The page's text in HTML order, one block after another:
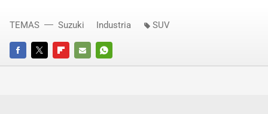
FACEBOOKTWITTERFLIPBOARD
E-
WHATSAPP
TEMAS Suzuki Industria SUV